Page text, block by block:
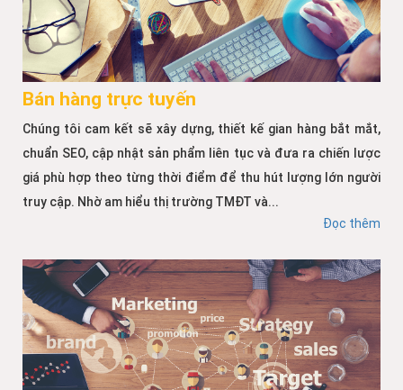
Bán hàng trực tuyến
Chúng tôi cam kết sẽ xây dựng, thiết kế gian hàng bắt mắt,
chuẩn SEO, cập nhật sản phẩm liên tục và đưa ra chiến lược
giá phù hợp theo từng thời điểm để thu hút lượng lớn người
truy cập. Nhờ am hiểu thị trường TMĐT và...
Đọc thêm